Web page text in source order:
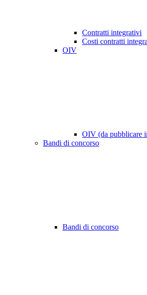
Contratti integrativi
Costi contratti
OIV
OIV (da pubblicare
Bandi di concorso
Bandi di concorso